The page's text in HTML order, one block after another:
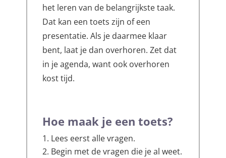
het leren van de belangrijkste taak.
Dat kan een toets zijn of een
presentatie. Als je daarmee klaar
bent, laat je dan overhoren. Zet dat
in je agenda, want ook overhoren
kost tijd.
Hoe maak je een toets?
Lees eerst alle vragen.
Begin met de vragen die je al weet.